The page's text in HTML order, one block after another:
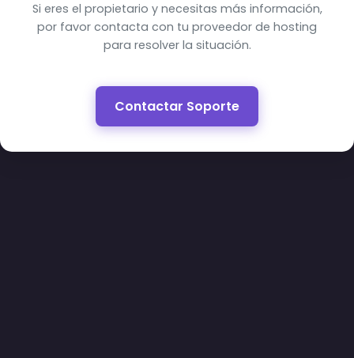
Si eres el propietario y necesitas más información,
por favor contacta con tu proveedor de hosting
para resolver la situación.
Contactar Soporte